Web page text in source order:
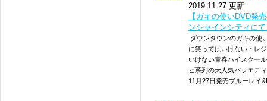
2019.11.27 更新
【ガキの使いDVD発
ンシャインシティに
ダウンタウンのガキの使
に笑ってはいけないトレ
いけない青春ハイスクー
ビ系列の大人気バラエテ
11月27日発売ブルーレイ